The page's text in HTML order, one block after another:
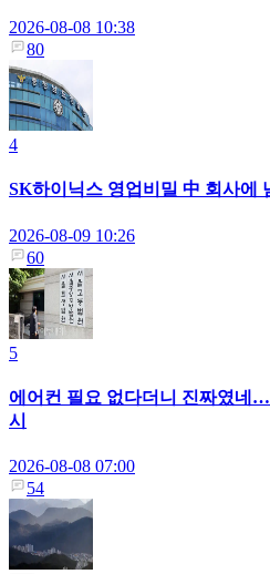
2026-08-08 10:38
80
4
SK하이닉스 영업비밀 中 회사에
2026-08-09 10:26
60
5
에어컨 필요 없다더니 진짜였네
시
2026-08-08 07:00
54